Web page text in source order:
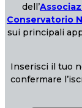
dell’
Conservatorio
sui principali
Inserisci il tuo
confermare